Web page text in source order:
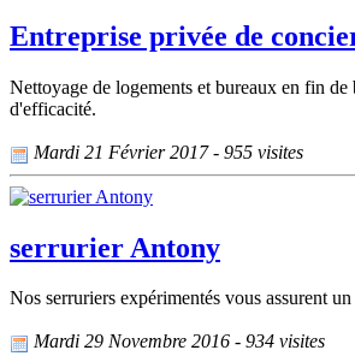
Entreprise privée de
Nettoyage de logements et bureaux en fin
d'efficacité.
Mardi 21 Février 2017 - 955 visites
serrurier Antony
Nos serruriers expérimentés vous assurent
Mardi 29 Novembre 2016 - 934 visites